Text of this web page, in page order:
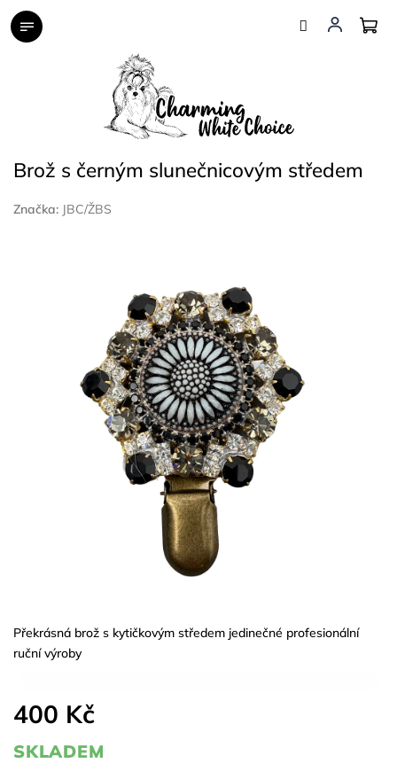
Přejít
na
Brož s černým slunečnicovým středem
Značka: JBC/ŽBS
400 Kč
SKLADEM
Překrásná brož s kytičkovým středem jedinečné profesionální
ruční výroby